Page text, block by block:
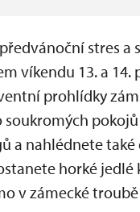
stres a
víkendu 13. a 14.
prohlídky
soukromých
a nahlédnete také
horké jedlé
v zámecké